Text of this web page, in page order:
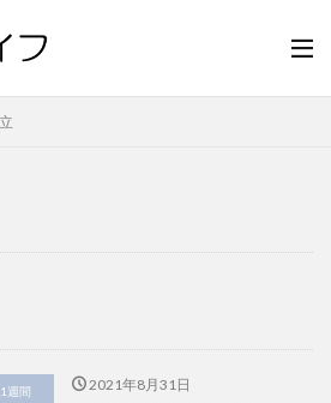
週間
2021年8月31日